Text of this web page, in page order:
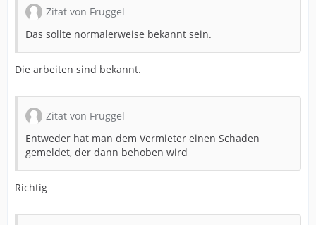
Zitat von Fruggel
Das sollte normalerweise bekannt sein.
Die arbeiten sind bekannt.
Zitat von Fruggel
Entweder hat man dem Vermieter einen Schaden
gemeldet, der dann behoben wird
Richtig